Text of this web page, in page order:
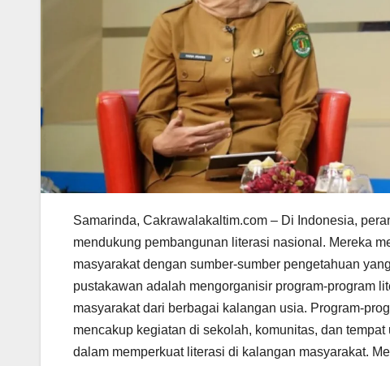
Samarinda, Cakrawalakaltim.com – Di Indonesia,
mendukung pembangunan literasi nasional. Mereka
masyarakat dengan sumber-sumber pengetahuan
pustakawan adalah mengorganisir program-program
masyarakat dari berbagai kalangan usia. Program-
mencakup kegiatan di sekolah, komunitas, dan
dalam memperkuat literasi di kalangan masyarakat.